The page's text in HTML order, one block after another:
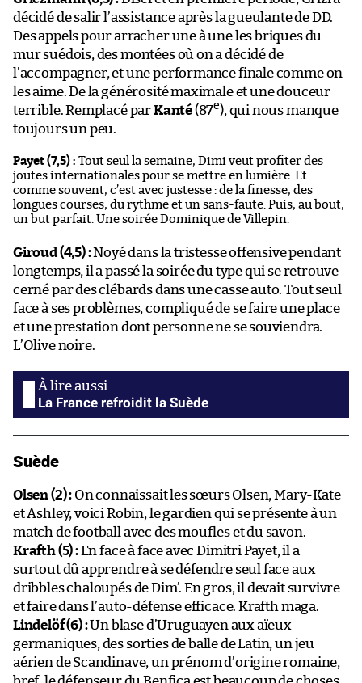
décidé de salir l’assistance après la gueulante de DD.
Des appels pour arracher une à une les briques du
mur suédois, des montées où on a décidé de
l’accompagner, et une performance finale comme on
les aime. De la générosité maximale et une douceur
terrible. Remplacé parKanté(87e), qui nous manque
toujours un peu.
Payet (7,5) : Tout seul la semaine, Dimi veut profiter des
joutes internationales pour se mettre en lumière. Et
comme souvent, c’est avec justesse : de la finesse, des
longues courses, du rythme et un sans-faute. Puis, au bout,
un but parfait. Une soirée Dominique de Villepin.
Giroud (4,5) :Noyé dans la tristesse offensive pendant
longtemps, il a passé la soirée du type qui se retrouve
cerné par des clébards dans une casse auto. Tout seul
face à ses problèmes, compliqué de se faire une place
et une prestation dont personne ne se souviendra.
L’Olive noire.
La France refroidit la Suède
Suède
Olsen (2) : On connaissait les sœurs Olsen, Mary-Kate
et Ashley, voici Robin, le gardien qui se présente à un
match de football avec des moufles et du savon.
Krafth (5) :En face à face avec Dimitri Payet, il a
surtout dû apprendre à se défendre seul face aux
dribbles chaloupés de Dim’. En gros, il devait survivre
et faire dans l’auto-défense efficace. Krafth maga.
Lindelöf (6) :Un blase d’Uruguayen aux aïeux
germaniques, des sorties de balle de Latin, un jeu
aérien de Scandinave, un prénom d’origine romaine,